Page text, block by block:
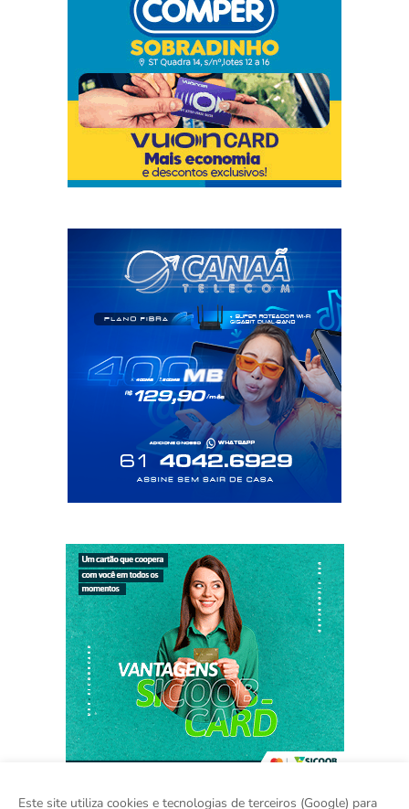
Este site utiliza cookies e tecnologias de terceiros (Google) para